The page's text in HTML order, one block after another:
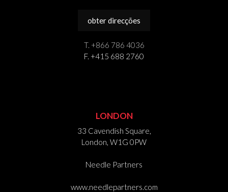
obter direcções
T. +866 786 4036
F. +415 688 2760
LONDON
33 Cavendish Square,
London, W1G 0PW
Needle Partners
www.needlepartners.com